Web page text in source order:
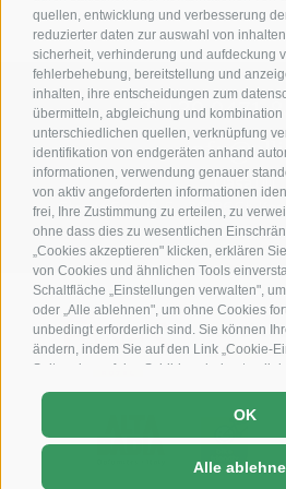
quellen, entwicklung und verbesserung
reduzierter daten zur auswahl von
sicherheit, verhinderung und aufdeckung
fehlerbehebung, bereitstellung und
inhalten, ihre entscheidungen zum
übermitteln, abgleichung und
unterschiedlichen quellen, verknüpfung
identifikation von endgeräten anhand
informationen, verwendung genauer
von aktiv angeforderten informationen
frei, Ihre Zustimmung zu erteilen, zu
ohne dass dies zu wesentlichen
„Cookies akzeptieren" klicken, erklären
von Cookies und ähnlichen Tools
Schaltfläche „Einstellungen verwalten",
oder „Alle ablehnen", um ohne Cookies
unbedingt erforderlich sind. Sie können
ändern, indem Sie auf den Link „Cookie-
Seite oder auf das Schildsymbol unten
Einstellungen gelten nur für das
OK
Alle
T +39 0471
Ciasa Ulli
Strada Sopplà, 5 - 39036 St.
Handy: +39